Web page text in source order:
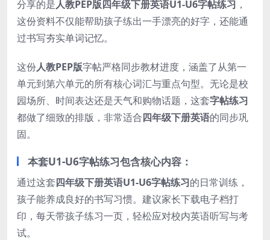
分享的是人教PEP版四年级下册英语U1-U6字帖练习 ，
这份资料不仅能帮助孩子练出一手漂亮的好字，还能通
过书写夯实单词记忆。
这份人教PEP版字帖严格同步教材进度，涵盖了从第一
单元到第六单元的所有核心词汇与重点句型。无论是校
园场所、时间表达还是天气和购物话题，这套字帖练习
都做了细致的排版，非常适合四年级下册英语的同步巩
固。
本套U1-U6字帖练习包含核心内容：
通过这套四年级下册英语U1-U6字帖练习的日常训练，
孩子能养成良好的书写习惯。建议家长下载电子档打
印，每天带孩子练习一页，轻松应对校内英语听写与考
试。